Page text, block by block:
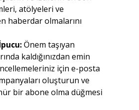
atölyeleri ve
haberdar olmalarını
Önem taşıyan
kaldığınızdan emin
için e-posta
oluşturun ve
bir abone olma düğmesi